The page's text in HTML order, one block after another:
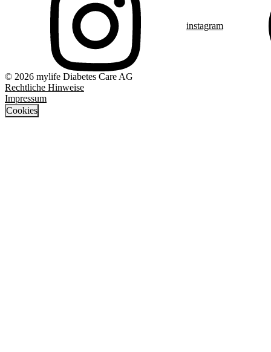
instagram
© 2026 mylife Diabetes Care AG
Rechtliche Hinweise
Impressum
Cookies